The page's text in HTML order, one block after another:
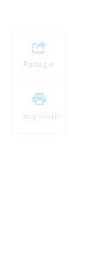
Partager
Imprimer